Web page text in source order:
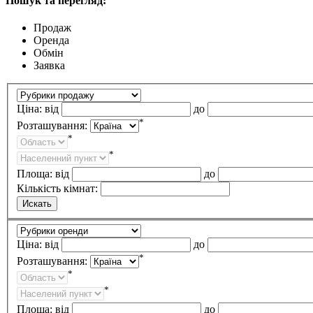
Продаж
Оренда
Обмін
Заявка
Ціна: від
до
Розташування:
*
*
*
Площа: від до
Кількість кімнат:
Ціна: від
до
Розташування:
*
*
*
Площа: від до